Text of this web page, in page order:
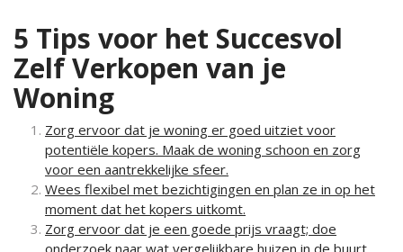
5 Tips voor het Succesvol
Zelf Verkopen van je
Woning
Zorg ervoor dat je woning er goed uitziet voor
potentiële kopers. Maak de woning schoon en zorg
voor een aantrekkelijke sfeer.
Wees flexibel met bezichtigingen en plan ze in op het
moment dat het kopers uitkomt.
Zorg ervoor dat je een goede prijs vraagt; doe
onderzoek naar wat vergelijkbare huizen in de buurt